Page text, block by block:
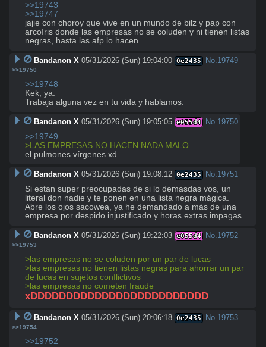
>>19743
>>19747
jajie con choroy que vive en un mundo de bilz y pap con
arcoíris donde las empresas no se coluden y ni tienen listas
negras, hasta las afp lo hacen.
Bandanon X 05/31/2026 (Sun) 19:04:00 0e2435 No.19749
>>19750
>>19748
Kek, ya.
Trabaja alguna vez en tu vida y hablamos.
Bandanon X 05/31/2026 (Sun) 19:05:05 e055d4 No.19750
>>19749
>LAS EMPRESAS NO HACEN NADA MALO
el pulmones vírgenes xd
Bandanon X 05/31/2026 (Sun) 19:08:12 0e2435 No.19751
Si estan super preocupadas de si lo demasdas vos, un
literal don nadie y te ponen en una lista negra mágica.
Abre los ojos sacowea, ya he demandado a más de una
empresa por despido injustificado y horas extras impagas.
Bandanon X 05/31/2026 (Sun) 19:22:03 e055d4 No.19752
>>19753
>las empresas no se coluden por un par de lucas
>las empresas no tienen listas negras para ahorrar un par
de lucas en sujetos conflictivos
>las empresas no cometen fraude
xDDDDDDDDDDDDDDDDDDDDDDDDD
Bandanon X 05/31/2026 (Sun) 20:06:18 0e2435 No.19753
>>19754
>>19752